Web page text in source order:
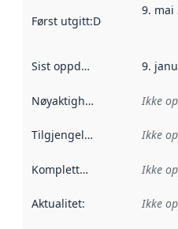
Først utgitt:Denne datoen
9. mai
Sist oppdatert 9.
Nøyaktighet Ikke
Tilgjengelighet Ikke
Kompletthet Ikke
Aktualitet: Ikke